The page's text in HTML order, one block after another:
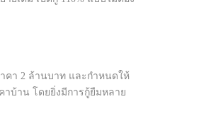
คา 2 ล้านบาท และกำหนดให้
าบ้าน โดยยิ่งมีการกู้ยืมหลาย